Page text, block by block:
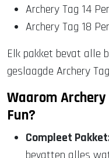
Archery Tag 14
Archery Tag 18
Elk pakket bevat alle
geslaagde Archery
Waarom
Fun?
Compleet